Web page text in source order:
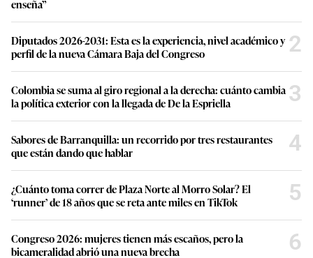
enseña”
Diputados 2026-2031: Esta es la experiencia, nivel académico y
perfil de la nueva Cámara Baja del Congreso
2
Colombia se suma al giro regional a la derecha: cuánto cambia
la política exterior con la llegada de De la Espriella
3
Sabores de Barranquilla: un recorrido por tres restaurantes
que están dando que hablar
4
¿Cuánto toma correr de Plaza Norte al Morro Solar? El
‘runner’ de 18 años que se reta ante miles en TikTok
5
Congreso 2026: mujeres tienen más escaños, pero la
bicameralidad abrió una nueva brecha
6